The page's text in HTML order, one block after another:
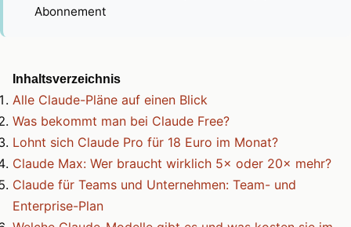
Abonnement
Inhaltsverzeichnis
Alle Claude-Pläne auf einen Blick
Was bekommt man bei Claude Free?
Lohnt sich Claude Pro für 18 Euro im Monat?
Claude Max: Wer braucht wirklich 5× oder 20× mehr?
Claude für Teams und Unternehmen: Team- und
Enterprise-Plan